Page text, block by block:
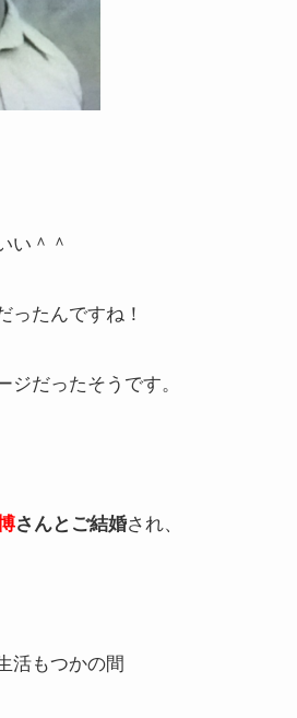
い＾＾
ったんですね！
ジだったそうです。
さんとご結婚され、
活もつかの間